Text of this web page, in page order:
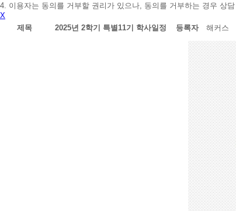
입
력
4. 이용자는 동의를 거부할 권리가 있으나, 동의를 거부하는 경우 상
X
제목
2025년 2학기 특별11기 학사일정 등록자 해커스